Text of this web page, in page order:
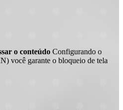
o conteúdo Configurando o
você garante o bloqueio de tela